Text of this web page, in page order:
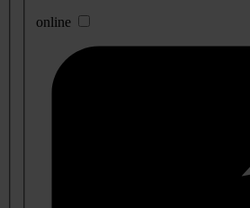
online